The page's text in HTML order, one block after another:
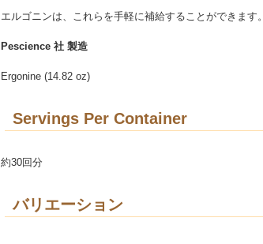
エルゴニンは、これらを手軽に補給することができます。
Pescience 社 製造
Ergonine (14.82 oz)
Servings Per Container
約30回分
バリエーション